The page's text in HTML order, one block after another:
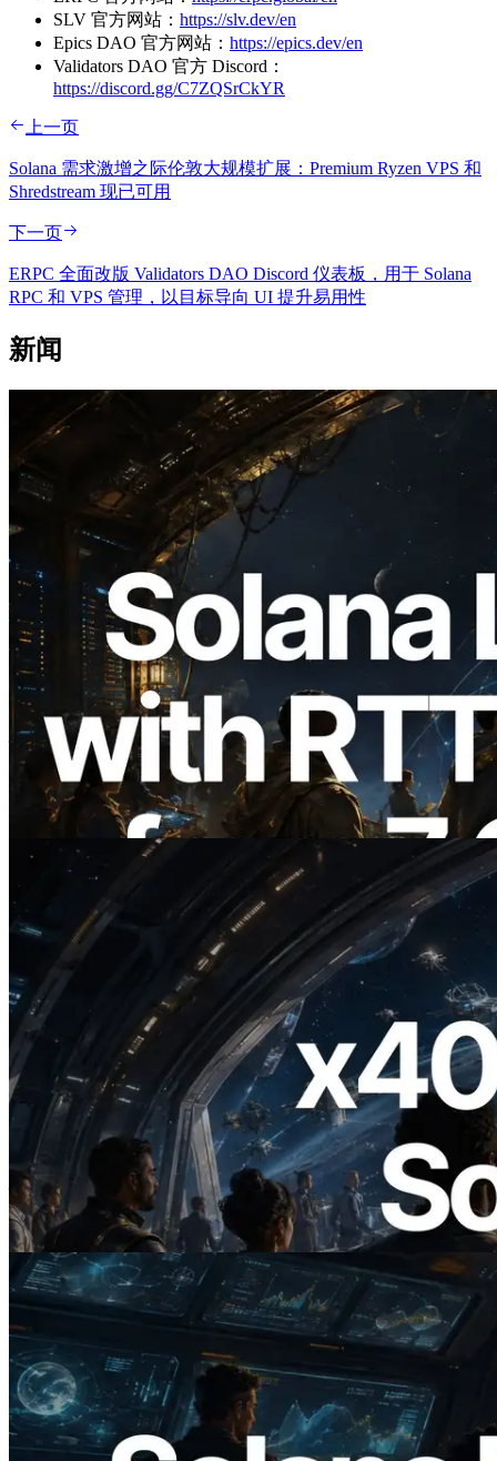
SLV 官方网站： https://slv.dev/en
Epics DAO 官方网站： https://epics.dev/en
Validators DAO 官方 Discord：
https://discord.gg/C7ZQSrCkYR
上一页
Solana 需求激增之际伦敦大规模扩展：Premium Ryzen VPS 和
Shredstream 现已可用
下一页
ERPC 全面改版 Validators DAO Discord 仪表板，用于 Solana
RPC 和 VPS 管理，以目标导向 UI 提升易用性
新闻
2026.08.05
ERPC 扩展 Solana Leader Slot API：新
增全球 7 个区域的 Ping 测量，Validators
Information API 同步上线
阅读此文章
2026.07.04
ERPC 发布支持 x402 支付的 Solana RPC
— AI Agent 按需为 API 付费的时代开启
阅读此文章